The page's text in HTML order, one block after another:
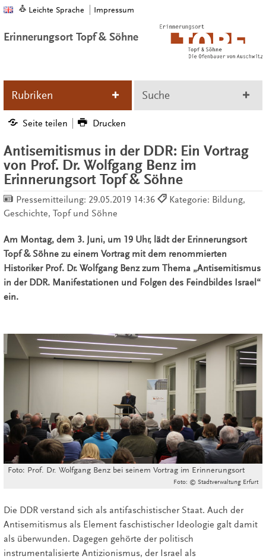
Leichte Sprache Impressum
Erinnerungsort Topf & Söhne
Rubriken Suche
Seite teilen Drucken
Antisemitismus in der DDR: Ein Vortrag
von Prof. Dr. Wolfgang Benz im
Erinnerungsort Topf & Söhne
Pressemitteilung: 29.05.2019 14:36
Kategorie: Bildung,
Geschichte, Topf und Söhne
Am Montag, dem 3. Juni, um 19 Uhr, lädt der Erinnerungsort
Topf & Söhne zu einem Vortrag mit dem renommierten
Historiker Prof. Dr. Wolfgang Benz zum Thema „Antisemitismus
in der DDR. Manifestationen und Folgen des Feindbildes Israel“
ein.
Foto: Prof. Dr. Wolfgang Benz bei seinem Vortrag im Erinnerungsort
Foto: © Stadtverwaltung Erfurt
Die DDR verstand sich als antifaschistischer Staat. Auch der
Antisemitismus als Element faschistischer Ideologie galt damit
als überwunden. Dagegen gehörte der politisch
instrumentalisierte Antizionismus, der Israel als